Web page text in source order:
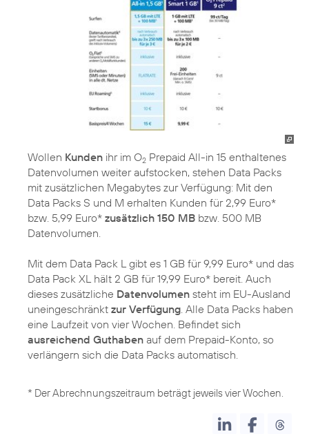
Wollen Kunden ihr im O2 Prepaid All-in 15 enthaltenes
Datenvolumen weiter aufstocken, stehen Data Packs
mit zusätzlichen Megabytes zur Verfügung: Mit den
Data Packs S und M erhalten Kunden für 2,99 Euro*
bzw. 5,99 Euro* zusätzlich 150 MB bzw. 500 MB
Datenvolumen.
Mit dem Data Pack L gibt es 1 GB für 9,99 Euro* und das
Data Pack XL hält 2 GB für 19,99 Euro* bereit. Auch
dieses zusätzliche Datenvolumen steht im EU-Ausland
uneingeschränkt zur Verfügung. Alle Data Packs haben
eine Laufzeit von vier Wochen. Befindet sich
ausreichend Guthaben auf dem Prepaid-Konto, so
verlängern sich die Data Packs automatisch.
* Der Abrechnungszeitraum beträgt jeweils vier Wochen.